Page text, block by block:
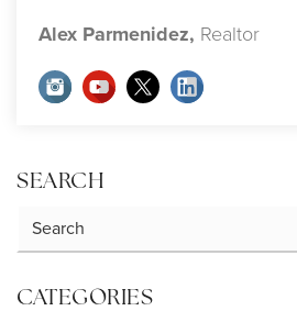
Alex Parmenidez, Realtor
SEARCH
CATEGORIES